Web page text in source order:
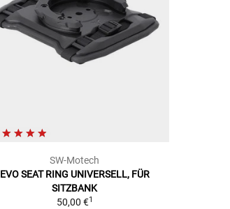
SW-Motech
EVO SEAT RING UNIVERSELL, FÜR
SITZBANK
50,00 €1